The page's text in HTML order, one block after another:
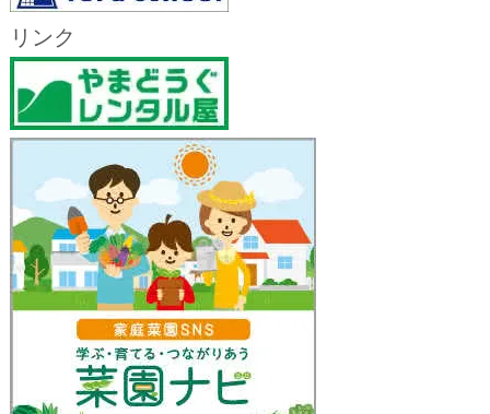
リンク